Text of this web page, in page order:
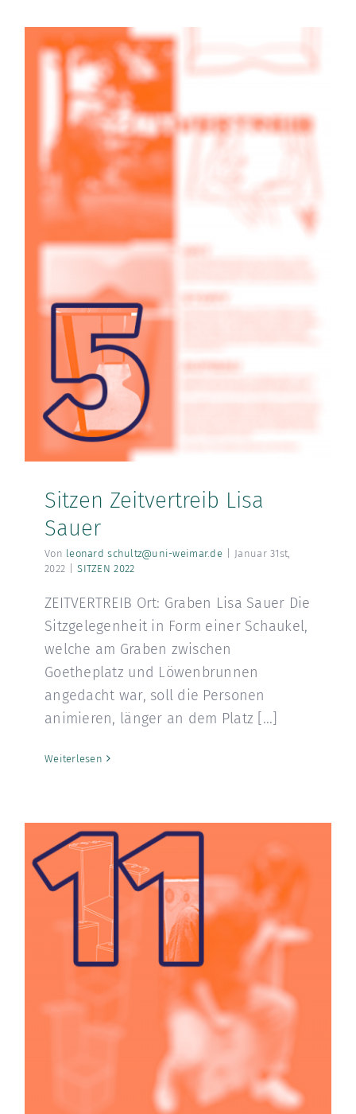
Sitzen Zeitvertreib Lisa
Sauer
Von leonard schultz@uni-weimar.de
Januar 31st,
2022
SITZEN 2022
ZEITVERTREIB Ort: Graben Lisa Sauer Die
Sitzgelegenheit in Form einer Schaukel,
welche am Graben zwischen
Goetheplatz und Löwenbrunnen
angedacht war, soll die Personen
animieren, länger an dem Platz [...]
Weiterlesen